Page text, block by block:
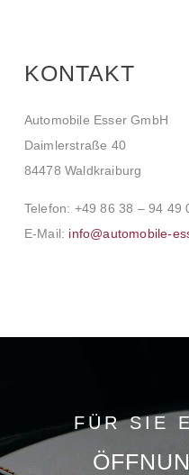
KONTAKT
Automobile Esser GmbH
Daimlerstraße 40
84478 Waldkraiburg
Telefon: +49 86 38 – 94 49
E-Mail: info@automobile-
FÜR SIE